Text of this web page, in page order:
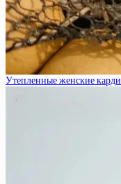
Утепленные женские